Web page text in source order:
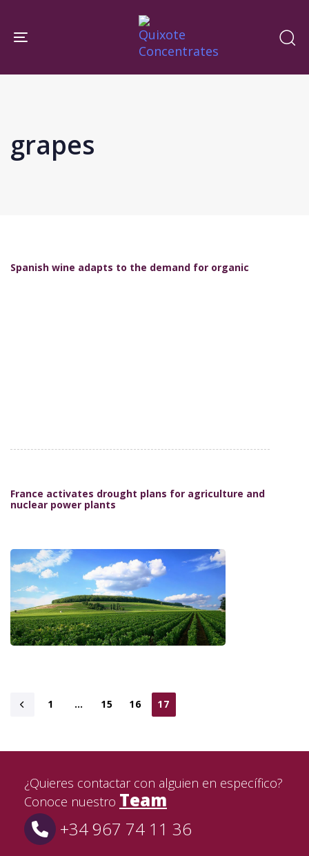
links
navigation
Toggle navigation
grapes
Spanish wine adapts to the demand for organic
France activates drought plans for agriculture and
nuclear power plants
1 … 15 16 17
¿Quieres contactar con alguien en específico?
Conoce nuestro Team
+34 967 74 11 36